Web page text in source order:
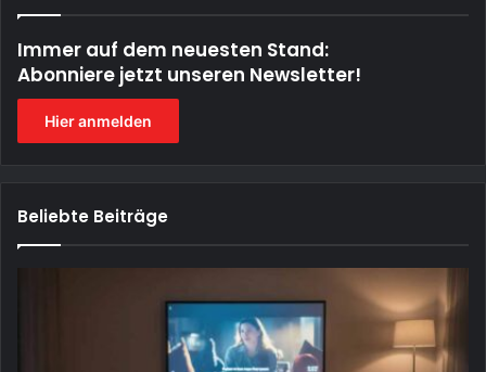
Immer auf dem neuesten Stand:
Abonniere jetzt unseren Newsletter!
Hier anmelden
Beliebte Beiträge